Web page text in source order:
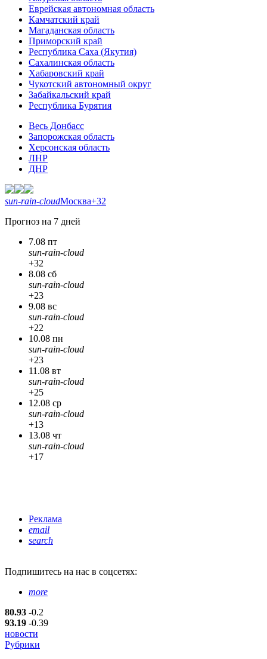
Еврейская автономная область
Камчатский край
Магаданская область
Приморский край
Республика Саха (Якутия)
Сахалинская область
Хабаровский край
Чукотский автономный округ
Забайкальский край
Республика Бурятия
Весь Донбасс
Запорожская область
Херсонская область
ЛНР
ДНР
sun-rain-cloudМосква+32
Прогноз на 7 дней
7.08 пт
sun-rain-cloud
+32
8.08 сб
sun-rain-cloud
+23
9.08 вс
sun-rain-cloud
+22
10.08 пн
sun-rain-cloud
+23
11.08 вт
sun-rain-cloud
+25
12.08 ср
sun-rain-cloud
+13
13.08 чт
sun-rain-cloud
+17
Реклама
email
search
Подпишитесь на нас в соцсетях:
more
80.93 -0.2
93.19 -0.39
новости
Рубрики